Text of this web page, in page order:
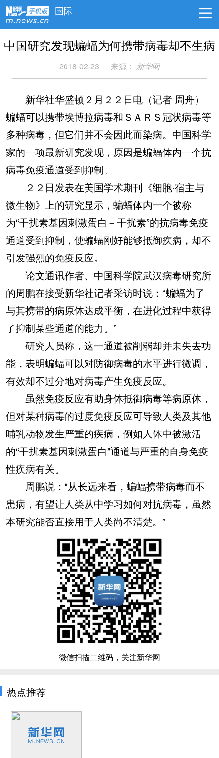
国际
中国研究发现蝙蝠为何携带病毒却不生病
2018-02-23 来源： 新华网
新华社华盛顿２月２２日电（记者 周舟）
蝙蝠可以携带埃博拉病毒和ＳＡＲＳ冠状病毒等
多种病毒，但它们并不会因此而染病。中国科学
家的一项最新研究发现，原因是蝙蝠体内一个抗
病毒免疫通道受到抑制。
２２日发表在美国学术期刊《细胞·宿主与
微生物》上的研究显示，蝙蝠体内一个被称
为“干扰素基因刺激蛋白－干扰素”的抗病毒免疫
通道受到抑制，使蝙蝠刚好能够抵御疾病，却不
引发强烈的免疫反应。
论文通讯作者、中国科学院武汉病毒研究所
的周鹏在接受新华社记者采访时说：“蝙蝠为了
与其携带的病原体达成平衡，在进化过程中获得
了抑制某些通道的能力。”
研究人员称，这一通道被削弱却并未失去功
能，表明蝙蝠可以对防御病毒的水平进行微调，
有效却不过分地对病毒产生免疫反应。
虽然免疫反应有助身体抵御病毒等病原体，
但对某种病毒的过度免疫反应可导致人类及其他
哺乳动物发生严重的疾病，例如人体中被激活
的“干扰素基因刺激蛋白”通道与严重的自身免疫
性疾病有关。
周鹏说：“从长远来看，蝙蝠携带病毒而不
患病，有望让人类从中学习如何对抗病毒，虽然
本研究能否直接用于人类尚不清楚。”
微信扫描二维码，关注新华网
热点推荐